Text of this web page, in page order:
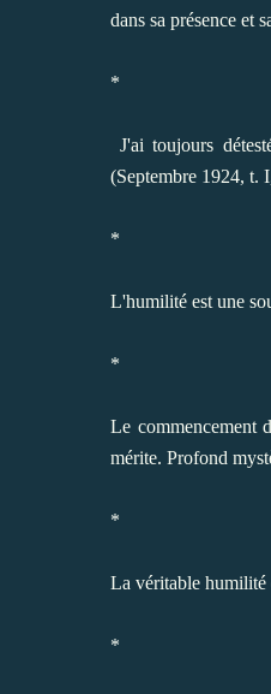
dans sa présence et
*
J'ai toujours
(Septembre 1924, t.
*
L'humilité est une
*
Le commencement
mérite. Profond
*
La véritable humilité
*